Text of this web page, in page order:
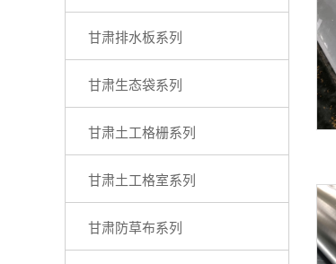
甘肃排水板系列
甘肃生态袋系列
甘肃土工格栅系列
甘肃土工格室系列
甘肃防草布系列